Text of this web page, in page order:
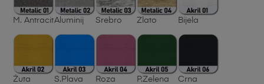
M. AntracitAluminij Srebro Zlato Bijela
Žuta S.Plava Roza P.Zelena Crna